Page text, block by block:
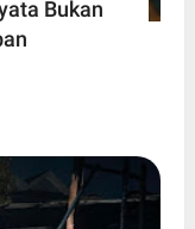
Bukan